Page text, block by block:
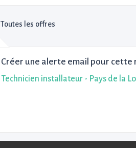
Toutes les offres
Créer une alerte email pour cette
Technicien installateur - Pays de la